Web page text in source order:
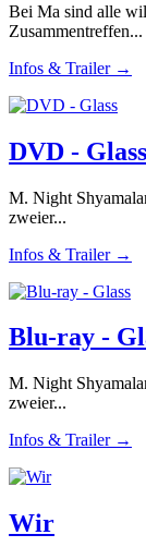
Bei Ma sind alle
Zusammentreffen...
Infos & Trailer →
DVD - Glass
M. Night
zweier...
Infos & Trailer →
Blu-ray -
M. Night
zweier...
Infos & Trailer →
Wir